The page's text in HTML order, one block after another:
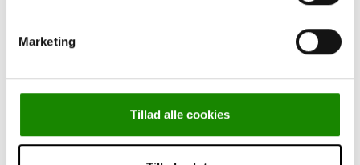
Marketing
Tillad alle cookies